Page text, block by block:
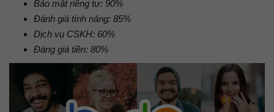
Bảo mật riêng tư: 90%
Đánh giá tính năng: 85%
Dịch vụ CSKH: 60%
Đáng giá tiền: 80%